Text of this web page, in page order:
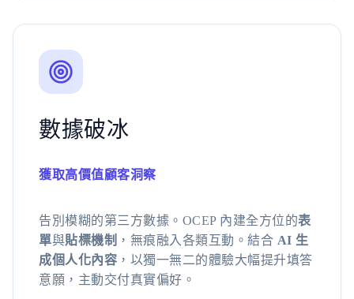
數據破冰
獲取高價值顧客洞察
告別模糊的第三方數據。OCEP 內建全方位的表
單與貼標機制 ，無痕融入各類互動。結合 AI 生
成個人化內容 ，以獨一無二的體驗大幅提升填答
意願，主動交付真實偏好。